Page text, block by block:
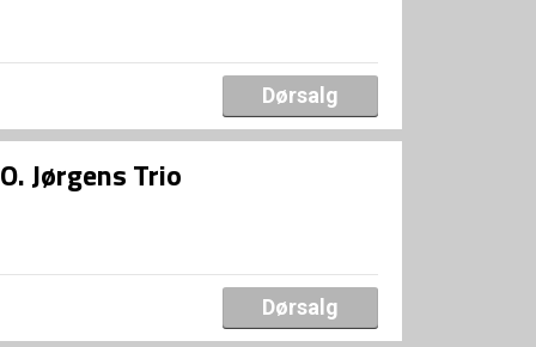
Dørsalg
Jørgens Trio
Dørsalg